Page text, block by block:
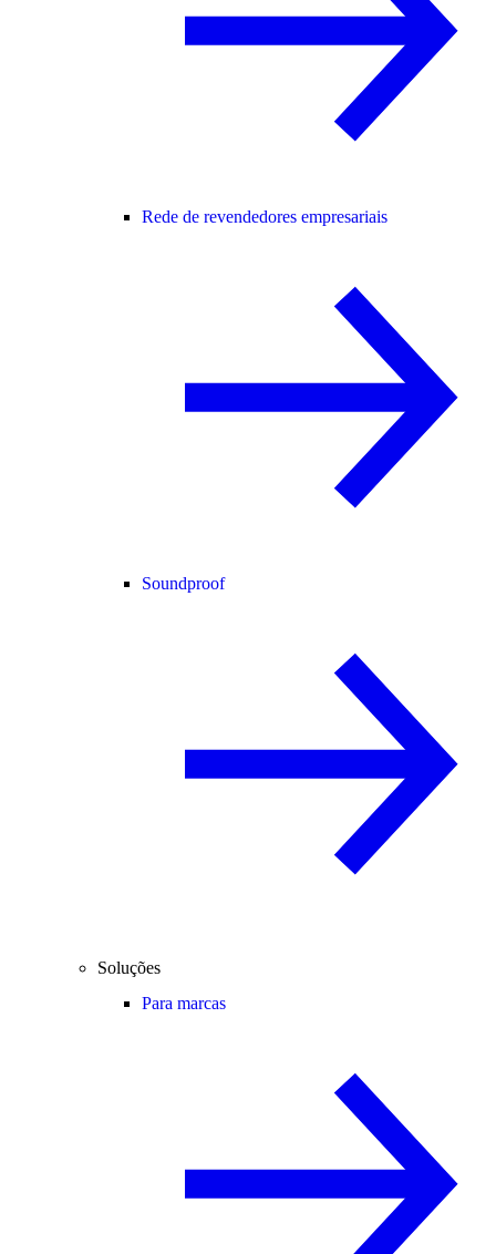
Rede de revendedores empresariais
Soundproof
Soluções
Para marcas